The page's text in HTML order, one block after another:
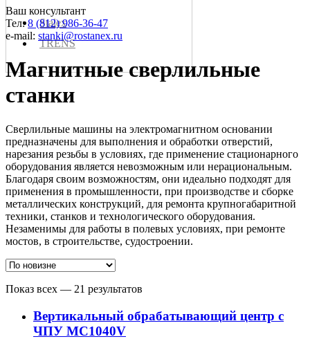
Словакия
Stalex
TRENS
Ваш консультант
Тел:8 (812) 986-36-47
e-mail: stanki@rostanex.ru
Магнитные сверлильные
станки
Сверлильные машины на электромагнитном основании
предназначены для выполнения и обработки отверстий,
нарезания резьбы в условиях, где применение стационарного
оборудования является невозможным или нерациональным.
Благодаря своим возможностям, они идеально подходят для
применения в промышленности, при производстве и сборке
металлических конструкций, для ремонта крупногабаритной
техники, станков и технологического оборудования.
Незаменимы для работы в полевых условиях, при ремонте
мостов, в строительстве, судостроении.
Показ всех — 21 результатов
Вертикальный обрабатывающий центр с
ЧПУ MC1040V